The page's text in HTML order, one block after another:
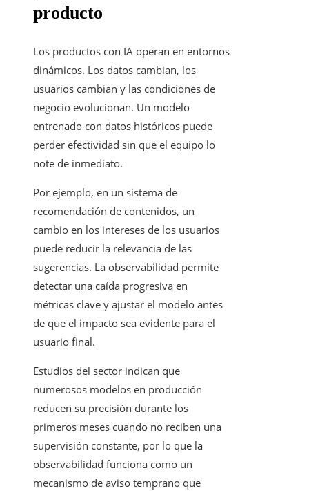
producto
Los productos con IA operan en entornos
dinámicos. Los datos cambian, los
usuarios cambian y las condiciones de
negocio evolucionan. Un modelo
entrenado con datos históricos puede
perder efectividad sin que el equipo lo
note de inmediato.
Por ejemplo, en un sistema de
recomendación de contenidos, un
cambio en los intereses de los usuarios
puede reducir la relevancia de las
sugerencias. La observabilidad permite
detectar una caída progresiva en
métricas clave y ajustar el modelo antes
de que el impacto sea evidente para el
usuario final.
Estudios del sector indican que
numerosos modelos en producción
reducen su precisión durante los
primeros meses cuando no reciben una
supervisión constante, por lo que la
observabilidad funciona como un
mecanismo de aviso temprano que